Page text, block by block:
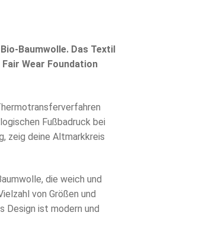
Baumwolle. Das Textil
Wear Foundation
Fußbadruck bei
zeig deine Altmarkkreis
die weich und
von Größen und
Design ist modern und